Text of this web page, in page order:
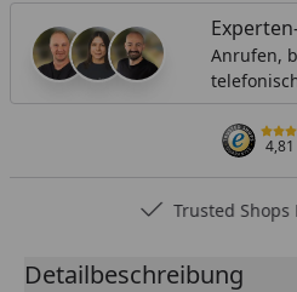
Anrufen,
Trusted
Detailbeschreibung